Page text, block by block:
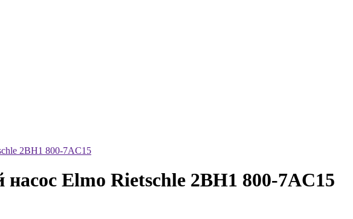
2BH1 800-7AC15
Elmo Rietschle 2BH1 800-7AC15